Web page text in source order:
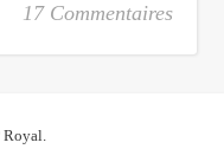
17 Commentaires
Royal.